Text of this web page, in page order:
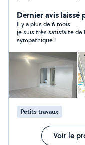
Dernier avis laissé
Il y a plus de 6 mois
je suis très satisfaite de
sympathique !
Petits travaux
Voir le